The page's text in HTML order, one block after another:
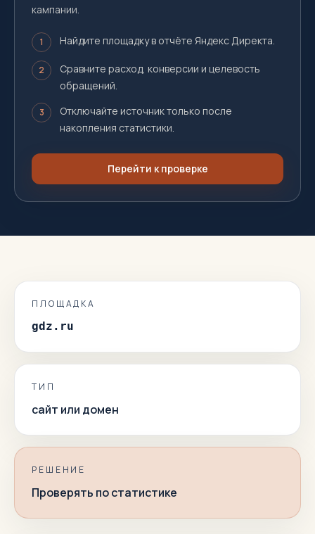
кампании.
1 Найдите площадку в отчёте Яндекс Директа.
2
Сравните расход, конверсии и целевость
обращений.
3
Отключайте источник только после
накопления статистики.
Перейти к проверке
ПЛОЩАДКА
gdz.ru
ТИП
сайт или домен
РЕШЕНИЕ
Проверять по статистике